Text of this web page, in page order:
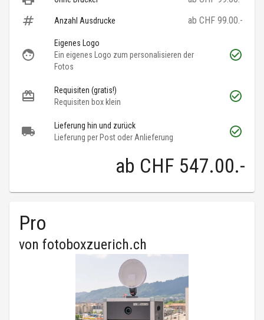
Anzahl Ausdrucke ab CHF 99.00.-
Eigenes Logo
Ein eigenes Logo zum personalisieren der
Fotos
Requisiten (gratis!)
Requisiten box klein
Lieferung hin und zurück
Lieferung per Post oder Anlieferung
ab CHF 547.00.-
Pro
von fotoboxzuerich.ch